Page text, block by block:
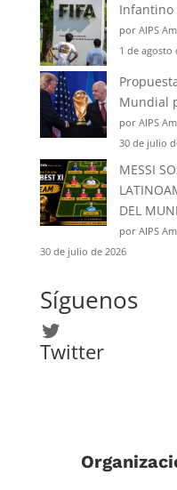
Infantino
por AIPS
1 de agosto
Mundial
por AIPS
30 de julio
MESSI
DEL
por AIPS
30 de julio de 2026
Síguenos
Twitter
Twitter